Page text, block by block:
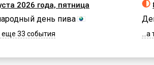
2026 года, пятница
день пива
еще 33 события